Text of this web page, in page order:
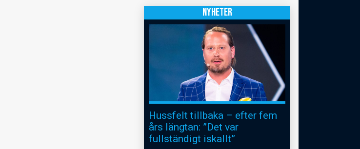
NYHETER
Hussfelt tillbaka – efter fem
års längtan: ”Det var
fullständigt iskallt”